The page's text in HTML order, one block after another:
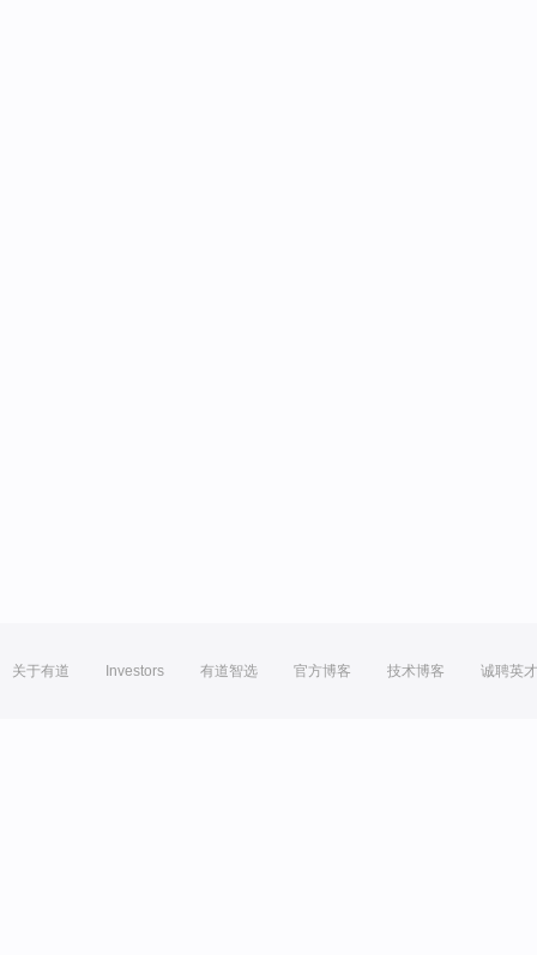
关于有道 Investors 有道智选 官方博客 技术博客 诚聘英才